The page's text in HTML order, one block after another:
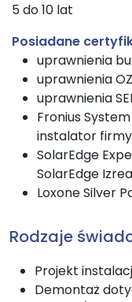
5 do 10 lat
Posiadane
uprawnienia
uprawnienia
uprawnienia
Fronius
instalator
SolarEdge
SolarEdge
Loxone Silver
Rodzaje
Projekt
Demontaż